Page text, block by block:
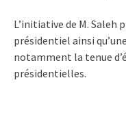
L’initiative de M. Saleh
présidentiel ainsi
notamment la tenue
présidentielles.